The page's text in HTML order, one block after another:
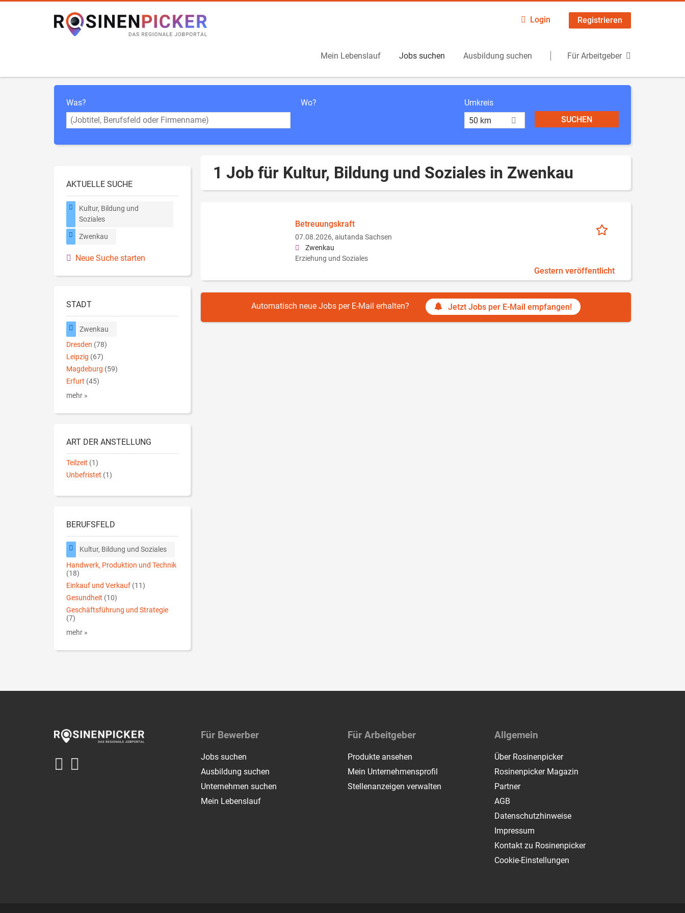
Login Registrieren
Mein Lebenslauf Jobs suchen Ausbildung suchen Für Arbeitgeber
Was? Wo?
Umkreis
50 km
1 Job für Kultur, Bildung und Soziales in Zwenkau
Betreuungskraft
07.08.2026, aiutanda Sachsen
Zwenkau
Erziehung und Soziales
Gestern veröffentlicht
Automatisch neue Jobs per E-Mail erhalten? Jetzt Jobs per E-Mail empfangen!
AKTUELLE SUCHE
Kultur, Bildung und
Soziales
Zwenkau
Neue Suche starten
STADT
Zwenkau
Dresden (78)
Leipzig (67)
Magdeburg (59)
Erfurt (45)
mehr »
ART DER ANSTELLUNG
Teilzeit (1)
Unbefristet (1)
BERUFSFELD
Kultur, Bildung und Soziales
Handwerk, Produktion und Technik
(18)
Einkauf und Verkauf (11)
Gesundheit (10)
Geschäftsführung und Strategie
(7)
mehr »
Für Bewerber
Jobs suchen
Ausbildung suchen
Unternehmen suchen
Mein Lebenslauf
Für Arbeitgeber
Produkte ansehen
Mein Unternehmensprofil
Stellenanzeigen verwalten
Allgemein
Über Rosinenpicker
Rosinenpicker Magazin
Partner
AGB
Datenschutzhinweise
Impressum
Kontakt zu Rosinenpicker
Cookie-Einstellungen